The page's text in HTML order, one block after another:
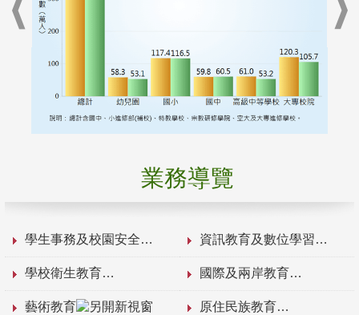
業務導覽
學生事務及校園安全 資訊教育及數位學習
學校衛生教育 國際及兩岸教育
藝術教育 原住民族教育